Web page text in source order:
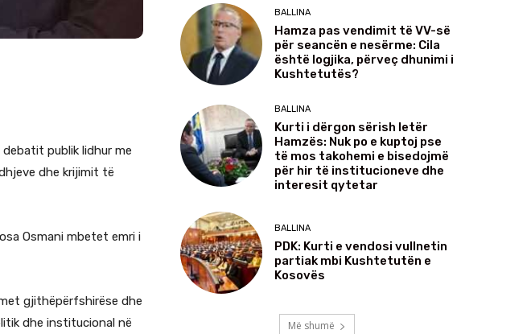
publik lidhur me
dhe krijimit të
Osmani mbetet emri i
gjithëpërfshirëse dhe
dhe institucional në
BALLINA
Hamza pas vendimit të VV-së
për seancën e nesërme: Cila
është logjika, përveç dhunimi i
Kushtetutës?
BALLINA
Kurti i dërgon sërish letër
Hamzës: Nuk po e kuptoj pse
të mos takohemi e bisedojmë
për hir të institucioneve dhe
interesit qytetar
BALLINA
PDK: Kurti e vendosi vullnetin
partiak mbi Kushtetutën e
Kosovës
Më shumë